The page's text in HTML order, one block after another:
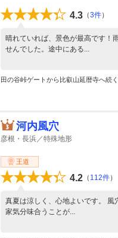
4.3 （3件）
晴れていれば、景色が最高です！
せんでした。途中にある...
田の谷峠ゲートから比叡山延暦寺へ続く
河内風穴
彦根・長浜／特殊地形
王道
4.2 （ 112件）
真夏は涼しく、心地よいです。
家気分味合うことが...